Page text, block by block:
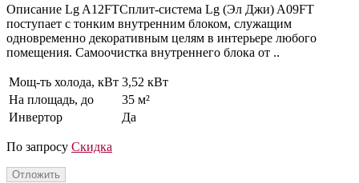
Описание Lg A12FTСплит-система Lg (Эл Джи) A09FT
поступает с тонким внутренним блоком, служащим
одновременно декоративным целям в интерьере любого
помещения. Самоочистка внутреннего блока от ..
Мощ-ть холода, кВт 3,52 кВт
На площадь, до
35 м²
Инвертор
Да
По запросу Скидка
Отложить